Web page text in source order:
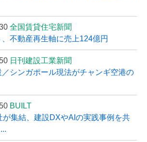
全国賃貸住宅新聞
不動産再生軸に売上124億円
日刊建設工業新聞
シンガポール現法がチャンギ空港の
BUILT
が集結、建設DXやAIの実践事例を共